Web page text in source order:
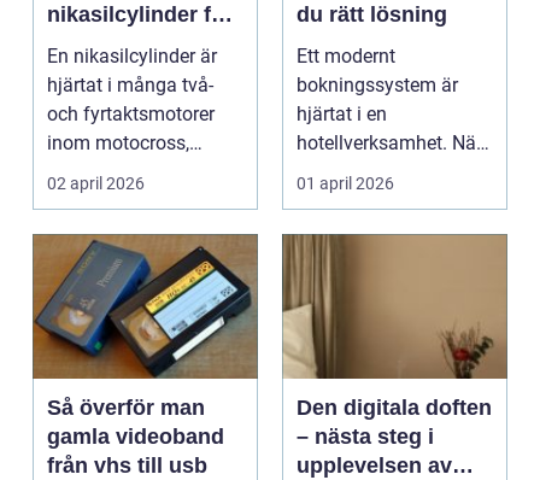
nikasilcylinder för
motorcykel och
snöskoter
En nikasilcylinder är
hjärtat i många två-
och fyrtaktsmotorer
inom motocross,
enduro och
snöskoter....
02 april 2026
du rätt lösning
Ett modernt
bokningssystem är
hjärtat i en
hotellverksamhet. När
bokningar,
incheckning,
betalningar...
01 april 2026
Så överför man
gamla videoband
från vhs till usb
Den digitala doften
– nästa steg i
upplevelsen av